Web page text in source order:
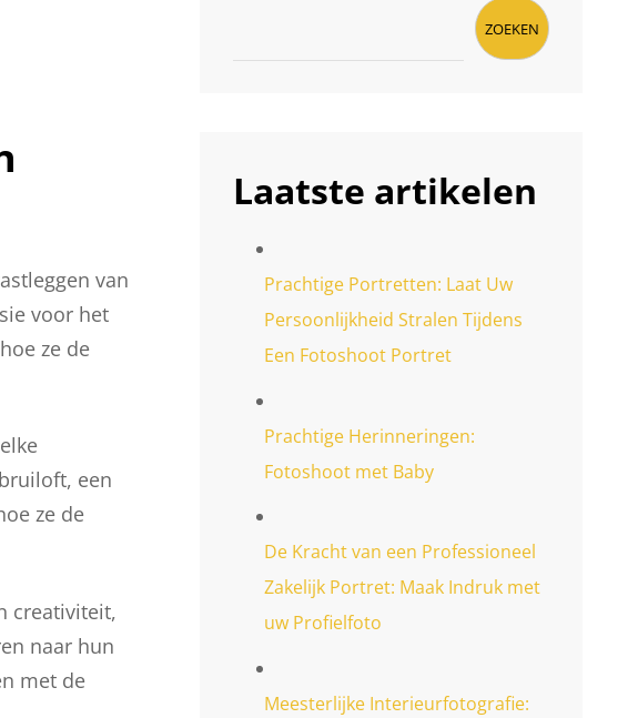
van
voor het
ze de
een
ze de
creativiteit,
naar hun
met de
ZOEKEN
Laatste artikelen
Prachtige Portretten: Laat Uw
Persoonlijkheid Stralen Tijdens
Een Fotoshoot Portret
Prachtige Herinneringen:
Fotoshoot met Baby
De Kracht van een Professioneel
Zakelijk Portret: Maak Indruk met
uw Profielfoto
Meesterlijke Interieurfotografie: